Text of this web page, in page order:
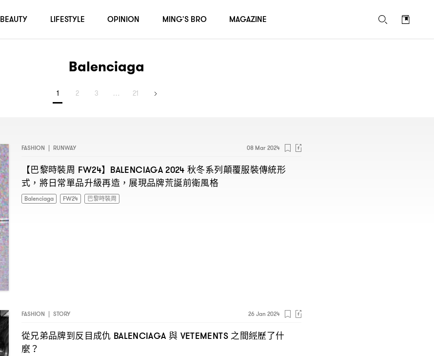
Balenciaga
1 2 3 … 21
FASHION | RUNWAY 08 Mar 2024
【巴黎時裝周 FW24】 BALENCIAGA 2024秋冬系列顛覆服裝傳統形
式 ， 將日常單品升級再造 ，展現品牌荒誕前衛風格
Balenciaga FW24 巴黎時裝周
FASHION | STORY 26 Jan 2024
從兄弟品牌到反目成仇 BALENCIAGA 與 VETEMENTS 之間經歷了什
麼？
BEAUTY LIFESTYLE OPINION MING'S BRO MAGAZINE